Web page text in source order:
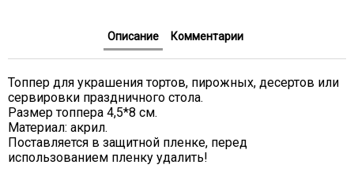
Описание Комментарии
Топпер для украшения тортов, пирожных, десертов или
сервировки праздничного стола.
Размер топпера 4,5*8 см.
Материал: акрил.
Поставляется в защитной пленке, перед
использованием пленку удалить!